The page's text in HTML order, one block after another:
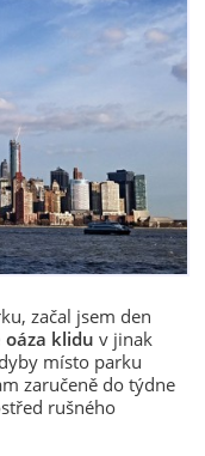
začal jsem den
klidu v jinak
místo parku
zaručeně do týdne
rušného